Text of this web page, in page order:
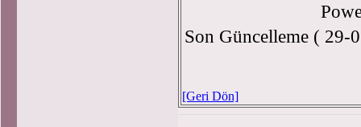
Son Güncelleme ( 29-
[Geri Dön]